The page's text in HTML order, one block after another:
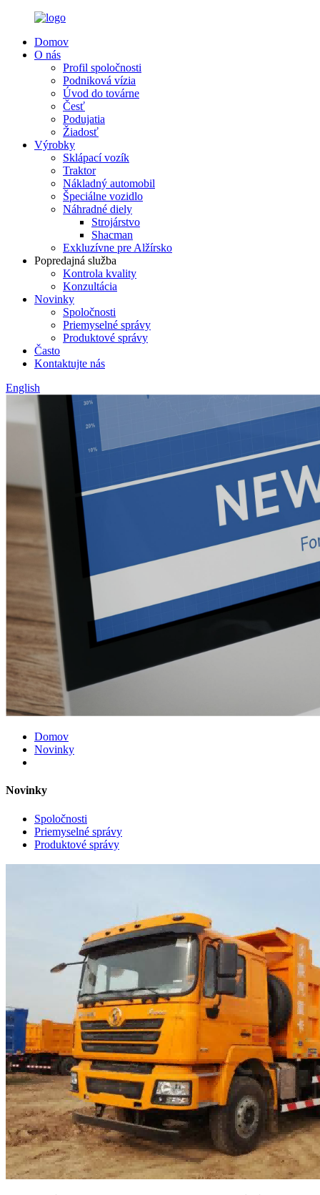
Domov
O nás
Profil spoločnosti
Podniková vízia
Úvod do továrne
Česť
Podujatia
Žiadosť
Výrobky
Sklápací vozík
Traktor
Nákladný automobil
Špeciálne vozidlo
Náhradné diely
Strojárstvo
Shacman
Exkluzívne pre Alžírsko
Popredajná služba
Kontrola kvality
Konzultácia
Novinky
Spoločnosti
Priemyselné správy
Produktové správy
Často
Kontaktujte nás
English
Domov
Novinky
Novinky
Spoločnosti
Priemyselné správy
Produktové správy